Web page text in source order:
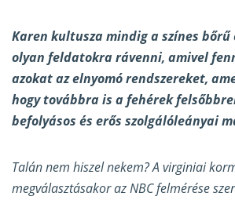
Karen kultusza mindig a színes
olyan feldatokra rávenni, amivel
azokat az elnyomó rendszereket,
hogy továbbra is a fehérek
befolyásos és erős szolgálóleányai
Talán nem hiszel nekem? A virginiai
megválasztásakor az NBC felmérése